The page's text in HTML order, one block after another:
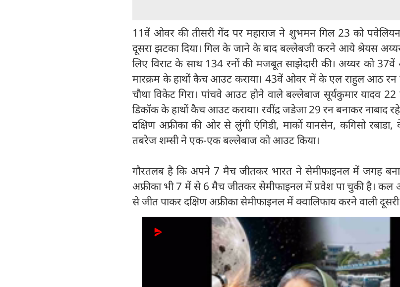
11वें ओवर की तीसरी गेंद पर महाराज ने शुभमन गिल 23 को
दूसरा झटका दिया। गिल के जाने के बाद बल्लेबजी करने आये श्रेयस
लिए विराट के साथ 134 रनों की मजबूत साझेदारी की। अय्यर को
मारक्रम के हाथों कैच आउट कराया। 43वें ओवर में के एल राहुल आठ
चौथा विकेट गिरा। पांचवे आउट होने वाले बल्लेबाज सूर्यकुमार यादव
डिकॉक के हाथों कैच आउट कराया। रवींद्र जडेजा 29 रन बनाकर नाबाद
दक्षिण अफ्रीका की ओर से लुंगी एंगिडी, मार्को यानसेन, कगिसो
तबरेज शम्सी ने एक-एक बल्लेबाज को आउट किया।
गौरतलब है कि अपने 7 मैच जीतकर भारत ने सेमीफाइनल में जगह बना
अफ्रीका भी 7 में से 6 मैच जीतकर सेमीफाइनल में प्रवेश पा चुकी है। कल
से जीत पाकर दक्षिण अफ्रीका सेमीफाइनल में क्वालिफाय करने वाली